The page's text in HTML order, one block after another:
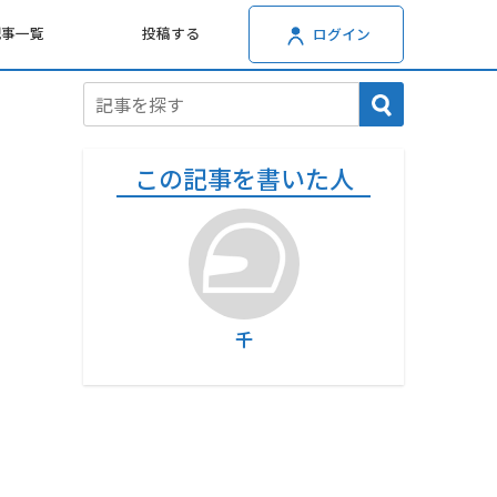
一覧 投稿する ログイン
この記事を書いた人
千